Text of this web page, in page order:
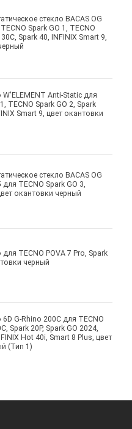
стекло BACAS OG
Spark GO 1, TECNO
Spark 40, INFINIX Smart 9,
Anti-Static для
TECNO Spark GO 2, Spark
Smart 9, цвет окантовки
стекло BACAS OG
для TECNO Spark GO 3,
окантовки черный
TECNO POVA 7 Pro, Spark
черный
G-Rhino 200C для TECNO
Spark 20P, Spark GO 2024,
Hot 40i, Smart 8 Plus, цвет
(Тип 1)